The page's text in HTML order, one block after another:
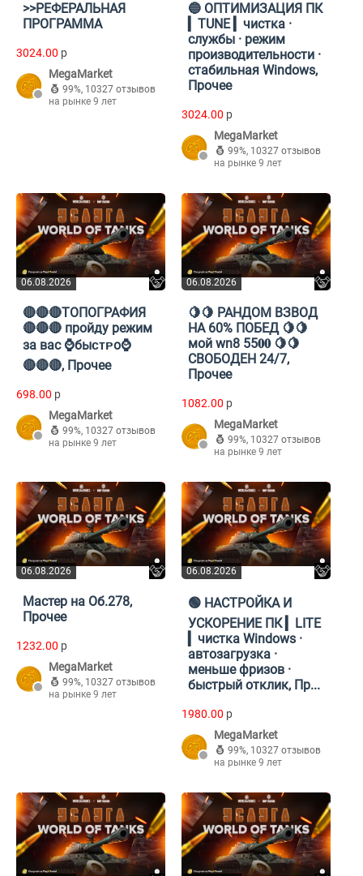
>>РЕФЕРАЛЬНАЯ
ПРОГРАММА
3024.00 p
MegaMarket
99%, 10327 отзывов
на рынке 9 лет
🔵 ОПТИМИЗАЦИЯ ПК
▎TUNE ▎чистка ·
службы · режим
производительности ·
стабильная Windows,
Прочее
3024.00 p
MegaMarket
99%, 10327 отзывов
на рынке 9 лет
06.08.2026
🔴🔴🔴ТОПОГРАФИЯ
🔴🔴🔴 пройду режим
за вас ⌚️быᴄᴛᴩо⌚️
🔴🔴🔴, Прочее
698.00 p
MegaMarket
99%, 10327 отзывов
на рынке 9 лет
06.08.2026
🍋🍋 РАНДОМ ВЗВОД
НА 60% ПОБЕД 🍋🍋
мой wn8 55𝟎𝟎 🍋🍋
СВОБОДЕН 24/7,
Прочее
1082.00 p
MegaMarket
99%, 10327 отзывов
на рынке 9 лет
06.08.2026
Мастер на Об.278,
Прочее
1232.00 p
MegaMarket
99%, 10327 отзывов
на рынке 9 лет
06.08.2026
🟢 НАСТРОЙКА И
УСКОРЕНИЕ ПК ▎LITE
▎чистка Windows ·
автозагрузка ·
меньше фризов ·
быстрый отклик, Пр...
1980.00 p
MegaMarket
99%, 10327 отзывов
на рынке 9 лет